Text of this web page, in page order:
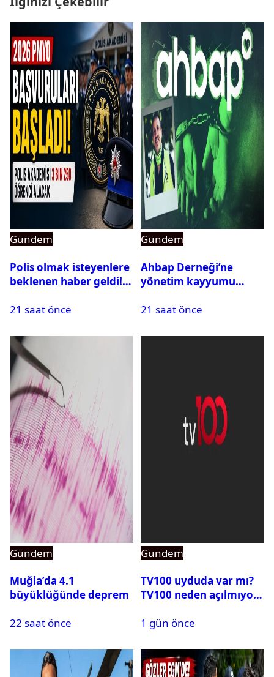
Gündem
Polis olmak isteyenlere
beklenen haber geldi!
21 saat önce
Gündem
Ahbap Derneği’ne
yönetim kayyumu
açıldı
21 saat önce
Gündem
Muğla’da 4.1
büyüklüğünde deprem
22 saat önce
Gündem
TV100 uyduda var mı?
TV100 neden açılmıyor?
1 gün önce